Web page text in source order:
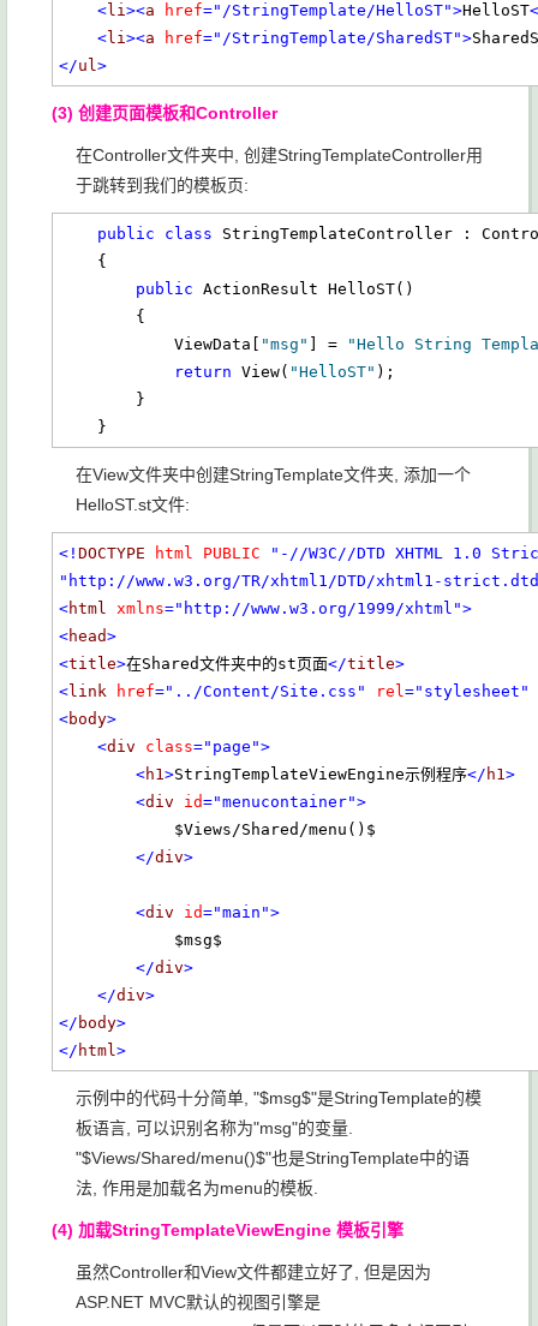
<li><a href="/StringTemplate/HelloST">HelloST
<li><a href="/StringTemplate/SharedST">
</ul>
(3) 创建页面模板和Controller
在Controller文件夹中, 创建StringTemplateController用
于跳转到我们的模板页:
public class StringTemplateController :
public ActionResult HelloST()
            ViewData[
"msg" ] =
"Hello String
return View( "HelloST" );
    }
在View文件夹中创建StringTemplate文件夹, 添加一个
HelloST.st文件:
<! DOCTYPE html PUBLIC
"-//W3C//DTD XHTML 1.0
"http://www.w3.org/TR/xhtml1/DTD/xhtml1-
<html xmlns="http://www.w3.org/1999/xhtml">
<head>
<title>在Shared文件夹中的st页面</title>
<link href="../Content/Site.css" rel="stylesheet"
<body>
<div class="page">
<h1>StringTemplateViewEngine示例程序</ h1>
<div id="menucontainer">
</div>
<div id="main">
</div>
</div>
</ body>
</ html>
示例中的代码十分简单, "$msg$"是StringTemplate的模
板语言, 可以识别名称为"msg"的变量.
"$Views/Shared/menu()$"也是StringTemplate中的语
法, 作用是加载名为menu的模板.
(4) 加载StringTemplateViewEngine 模板引擎
虽然Controller和View文件都建立好了, 但是因为
ASP.NET MVC默认的视图引擎是